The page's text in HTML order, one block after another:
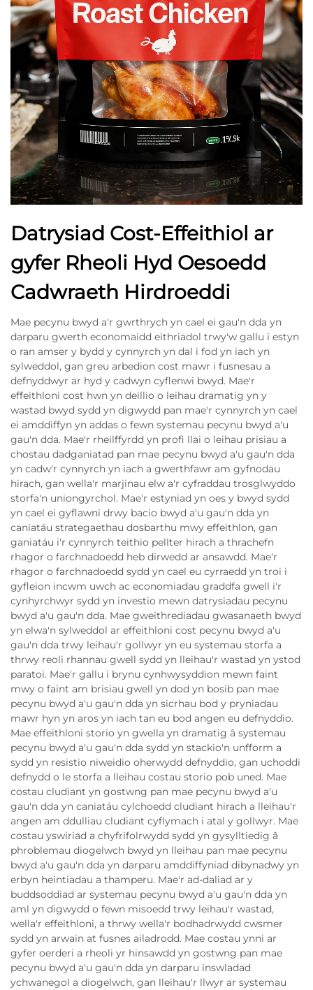
Datrysiad Cost-Effeithiol ar
gyfer Rheoli Hyd Oesoedd
Cadwraeth Hirdroeddi
Mae pecynu bwyd a'r gwrthrych yn cael ei gau'n dda yn
darparu gwerth economaidd eithriadol trwy'w gallu i estyn
o ran amser y bydd y cynnyrch yn dal i fod yn iach yn
sylweddol, gan greu arbedion cost mawr i fusnesau a
defnyddwyr ar hyd y cadwyn cyflenwi bwyd. Mae'r
effeithloni cost hwn yn deillio o leihau dramatig yn y
wastad bwyd sydd yn digwydd pan mae'r cynnyrch yn cael
ei amddiffyn yn addas o fewn systemau pecynu bwyd a'u
gau'n dda. Mae'r rheilffyrdd yn profi llai o leihau prisiau a
chostau dadganiatad pan mae pecynu bwyd a'u gau'n dda
yn cadw'r cynnyrch yn iach a gwerthfawr am gyfnodau
hirach, gan wella'r marjinau elw a'r cyfraddau trosglwyddo
storfa'n uniongyrchol. Mae'r estyniad yn oes y bwyd sydd
yn cael ei gyflawni drwy bacio bwyd a'u gau'n dda yn
caniatáu strategaethau dosbarthu mwy effeithlon, gan
ganiatáu i'r cynnyrch teithio pellter hirach a thrachefn
rhagor o farchnadoedd heb dirwedd ar ansawdd. Mae'r
rhagor o farchnadoedd sydd yn cael eu cyrraedd yn troi i
gyfleion incwm uwch ac economiadau graddfa gwell i'r
cynhyrchwyr sydd yn investio mewn datrysiadau pecynu
bwyd a'u gau'n dda. Mae gweithrediadau gwasanaeth bwyd
yn elwa'n sylweddol ar effeithloni cost pecynu bwyd a'u
gau'n dda trwy leihau'r gollwyr yn eu systemau storfa a
thrwy reoli rhannau gwell sydd yn lleihau'r wastad yn ystod
paratoi. Mae'r gallu i brynu cynhwysyddion mewn faint
mwy o faint am brisiau gwell yn dod yn bosib pan mae
pecynu bwyd a'u gau'n dda yn sicrhau bod y pryniadau
mawr hyn yn aros yn iach tan eu bod angen eu defnyddio.
Mae effeithloni storio yn gwella yn dramatig â systemau
pecynu bwyd a'u gau'n dda sydd yn stackio'n unfform a
sydd yn resistio niweidio oherwydd defnyddio, gan uchoddi
defnydd o le storfa a lleihau costau storio pob uned. Mae
costau cludiant yn gostwng pan mae pecynu bwyd a'u
gau'n dda yn caniatáu cylchoedd cludiant hirach a lleihau'r
angen am ddulliau cludiant cyflymach i atal y gollwyr. Mae
costau yswiriad a chyfrifolrwydd sydd yn gysylltiedig â
phroblemau diogelwch bwyd yn lleihau pan mae pecynu
bwyd a'u gau'n dda yn darparu amddiffyniad dibynadwy yn
erbyn heintiadau a thamperu. Mae'r ad-daliad ar y
buddsoddiad ar systemau pecynu bwyd a'u gau'n dda yn
aml yn digwydd o fewn misoedd trwy leihau'r wastad,
wella'r effeithloni, a thrwy wella'r bodhadrwydd cwsmer
sydd yn arwain at fusnes ailadrodd. Mae costau ynni ar
gyfer oerderi a rheoli yr hinsawdd yn gostwng pan mae
pecynu bwyd a'u gau'n dda yn darparu inswladad
ychwanegol a diogelwch, gan lleihau'r llwyr ar systemau